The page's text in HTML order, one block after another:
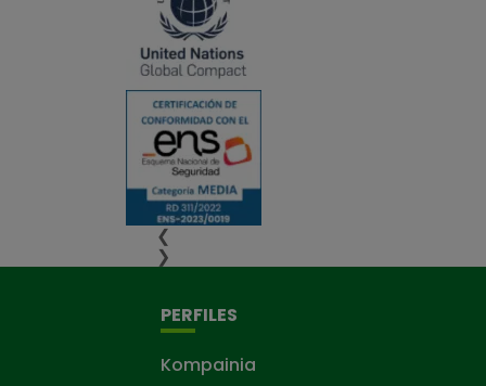
❮
❯
PERFILES
Kompainia